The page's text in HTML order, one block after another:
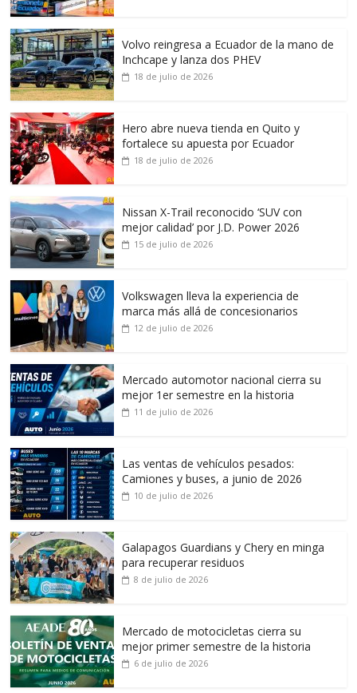
Volvo reingresa a Ecuador de la mano de
Inchcape y lanza dos PHEV
18 de julio de 2026
Hero abre nueva tienda en Quito y
fortalece su apuesta por Ecuador
18 de julio de 2026
Nissan X-Trail reconocido ‘SUV con
mejor calidad’ por J.D. Power 2026
15 de julio de 2026
Volkswagen lleva la experiencia de
marca más allá de concesionarios
12 de julio de 2026
Mercado automotor nacional cierra su
mejor 1er semestre en la historia
11 de julio de 2026
Las ventas de vehículos pesados:
Camiones y buses, a junio de 2026
10 de julio de 2026
Galapagos Guardians y Chery en minga
para recuperar residuos
8 de julio de 2026
Mercado de motocicletas cierra su
mejor primer semestre de la historia
6 de julio de 2026